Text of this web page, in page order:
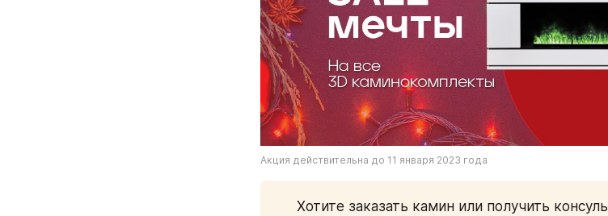
Акция действительна до 11 января 2023 года
Хотите заказать камин или получить